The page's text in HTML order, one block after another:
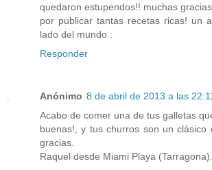
quedaron estupendos!! muchas gracias
por publicar tantas recetas ricas! un
lado del mundo .
Responder
Anónimo 8 de abril de 2013 a las
Acabo de comer una de tus galletas
buenas!, y tus churros son un clásico
gracias.
Raquel desde Miami Playa (Tarragona).